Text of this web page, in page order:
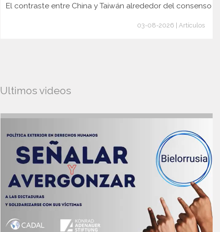
El contraste entre China y Taiwán alrededor del consenso
03-08-2026 | Artículos
Ultimos videos